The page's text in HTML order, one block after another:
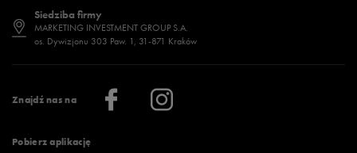
Znajdź nas na
Pobierz aplikację
Regulamin sklepu 50 style
Regulamin aplikacji 50 style
Więcej regulaminów >
Jak wybrać buty na zimę?
Więcej >
Stylizacje damskie
Sklepy stacjonarne
Klub 50 style
Praca
Informacje o firmie
Siedziba firmy
MARKETING INVESTMENT GROUP S.A.
os. Dywizjonu 303 Paw. 1, 31-871 Kraków